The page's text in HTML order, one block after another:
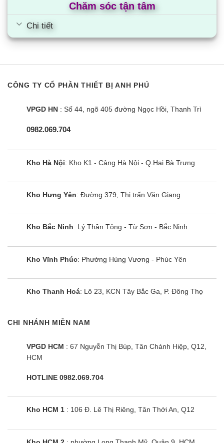
Chăm sóc tận tâm
Chi tiết
CÔNG TY CỔ PHẦN THIẾT BỊ ANH PHÚ
VPGD HN : Số 44, ngõ 405 đường Ngọc Hồi, Thanh Trì
0982.069.704
Kho Hà Nội: Kho K1 - Cảng Hà Nội - Q.Hai Bà Trưng
Kho Hưng Yên: Đường 379, Thị trấn Văn Giang
Kho Bắc Ninh: Lý Thần Tông - Từ Sơn - Bắc Ninh
Kho Vĩnh Phúc: Phường Hùng Vương - Phúc Yên
Kho Thanh Hoá: Lô 23, KCN Tây Bắc Ga, P. Đông Thọ
CHI NHÁNH MIỀN NAM
VPGD HCM : 67 Nguyễn Thị Búp, Tân Chánh Hiệp, Q12,
HCM
HOTLINE 0982.069.704
Kho HCM 1 : 106 Đ. Lê Thị Riêng, Tân Thới An, Q12